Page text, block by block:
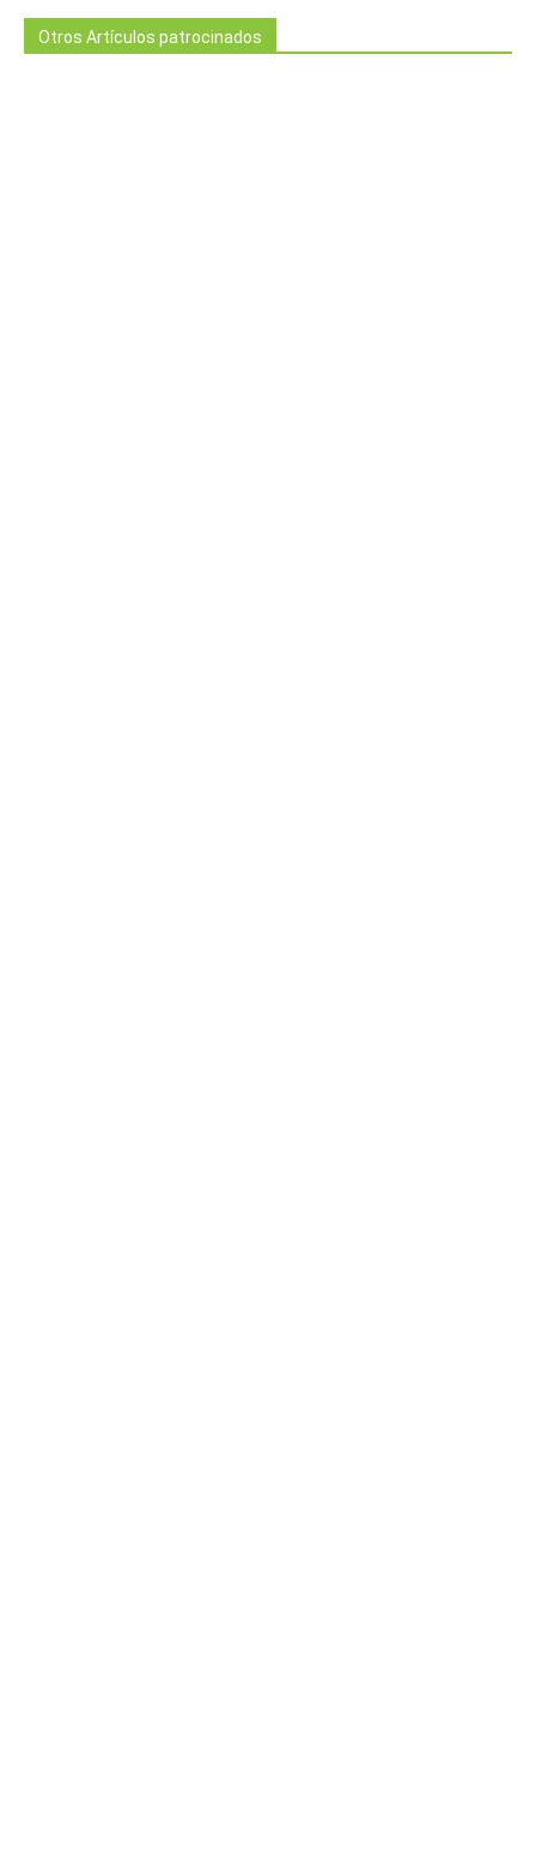
Otros Artículos patrocinados